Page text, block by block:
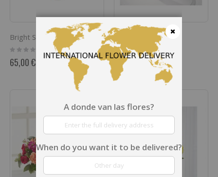
Bright Spark Rose Bouquet
Rating:
0%
65,00 €
Spirited Grace Lily
Rating:
0%
85,00 €
A donde van las flores?
When do you want it to be delivered?